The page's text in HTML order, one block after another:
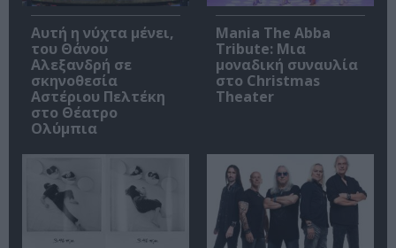
Αυτή η νύχτα μένει,
του Θάνου
Αλεξανδρή σε
σκηνοθεσία
Αστέριου Πελτέκη
στο Θέατρο
Ολύμπια
Mania The Abba
Tribute: Μια
μοναδική συναυλία
στο Christmas
Theater